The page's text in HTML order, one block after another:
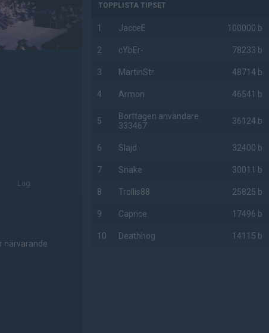
Lag
närvarande
TOPPLISTA TIPSET
1 JacceE 100000 b
2 cYbEr- 78233 b
3 MartinStr 48714 b
4 Armon 46541 b
5
Borttagen användare
333467
36124 b
6 Slajd 32400 b
7 Snake 30011 b
8 Trollis88 25825 b
9 Caprice 17496 b
10 Deathhog 14115 b